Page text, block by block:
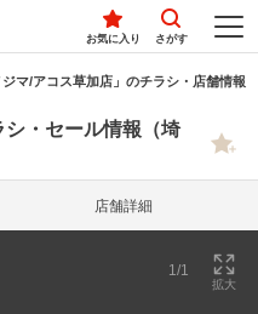
お気に入り さがす
ジマ/アコス草加店」のチラシ・店舗情報
シ・セール情報（埼
店舗詳細
1/1
拡大